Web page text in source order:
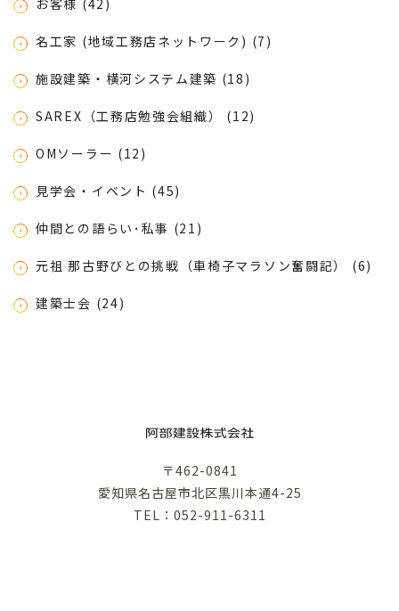
名工家 (地域工務店ネットワーク) (7)
施設建築・横河システム建築 (18)
SAREX（工務店勉強会組織） (12)
OMソーラー (12)
見学会・イベント (45)
仲間との語らい･私事 (21)
元祖 那古野びとの挑戦（車椅子マラソン奮闘記） (6)
建築士会 (24)
〒462-0841
愛知県名古屋市北区黒川本通4-25
TEL：052-911-6311